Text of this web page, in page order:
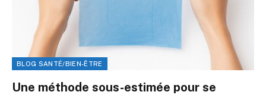
BLOG SANTÉ/BIEN-ÊTRE
Une méthode sous-estimée pour se